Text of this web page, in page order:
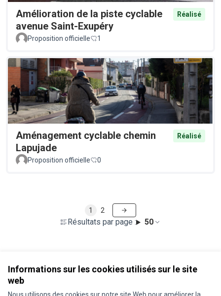
Informations sur les cookies utilisés sur le site
web
Amélioration de la piste cyclable
avenue Saint-Exupéry
Réalisé
Proposition officielle 1
Aménagement cyclable chemin
Lapujade
Réalisé
Proposition officielle 0
Résultats par page : 50
1 2